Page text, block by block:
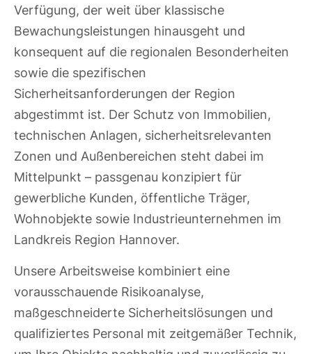
Verfügung, der weit über klassische
Bewachungsleistungen hinausgeht und
konsequent auf die regionalen Besonderheiten
sowie die spezifischen
Sicherheitsanforderungen der Region
abgestimmt ist. Der Schutz von Immobilien,
technischen Anlagen, sicherheitsrelevanten
Zonen und Außenbereichen steht dabei im
Mittelpunkt – passgenau konzipiert für
gewerbliche Kunden, öffentliche Träger,
Wohnobjekte sowie Industrieunternehmen im
Landkreis Region Hannover.
Unsere Arbeitsweise kombiniert eine
vorausschauende Risikoanalyse,
maßgeschneiderte Sicherheitslösungen und
qualifiziertes Personal mit zeitgemäßer Technik,